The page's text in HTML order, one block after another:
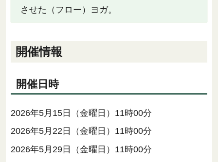
させた（フロー）ヨガ。
開催情報
開催日時
2026年5月15日（金曜日）11時00分
2026年5月22日（金曜日）11時00分
2026年5月29日（金曜日）11時00分